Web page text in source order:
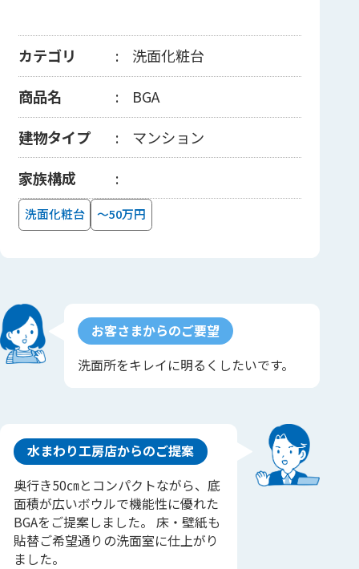
カテゴリ
洗面化粧台
商品名
BGA
建物タイプ
マンション
家族構成
洗面化粧台 ～50万円
お客さまからのご要望
洗面所をキレイに明るくしたいです。
水まわり工房店からのご提案
奥行き50㎝とコンパクトながら、底
面積が広いボウルで機能性に優れた
BGAをご提案しました。 床・壁紙も
貼替ご希望通りの洗面室に仕上がり
ました。